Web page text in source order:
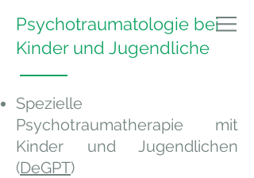
Dr. Monika Lehmann
Psychotraumatologie bei
Kinder und Jugendliche
Spezielle
Psychotraumatherapie mit
Kinder und Jugendlichen
(DeGPT)